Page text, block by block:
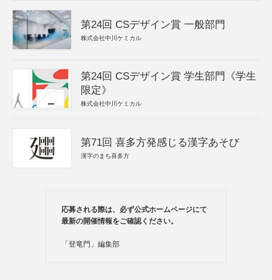
第24回 CSデザイン賞 一般部門
株式会社中川ケミカル
第24回 CSデザイン賞 学生部門《学生
限定》
株式会社中川ケミカル
第71回 喜多方発感じる漢字あそび
漢字のまち喜多方
応募される際は、必ず公式ホームページにて
最新の開催情報をご確認ください。
「登竜門」編集部